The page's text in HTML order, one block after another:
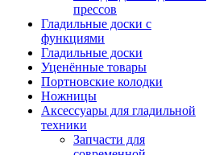
прессов
Гладильные доски с
функциями
Гладильные доски
Уценённые товары
Портновские колодки
Ножницы
Аксессуары для гладильной
техники
Запчасти для